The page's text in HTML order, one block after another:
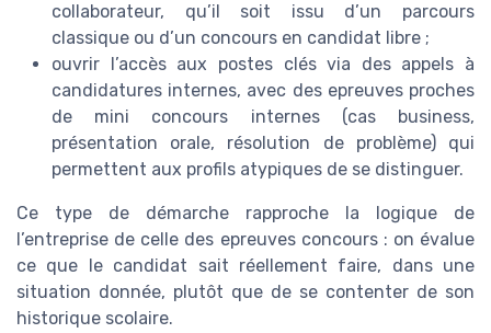
collaborateur, qu’il soit issu d’un parcours
classique ou d’un concours en candidat libre ;
ouvrir l’accès aux postes clés via des appels à
candidatures internes, avec des epreuves proches
de mini concours internes (cas business,
présentation orale, résolution de problème) qui
permettent aux profils atypiques de se distinguer.
Ce type de démarche rapproche la logique de
l’entreprise de celle des epreuves concours : on évalue
ce que le candidat sait réellement faire, dans une
situation donnée, plutôt que de se contenter de son
historique scolaire.